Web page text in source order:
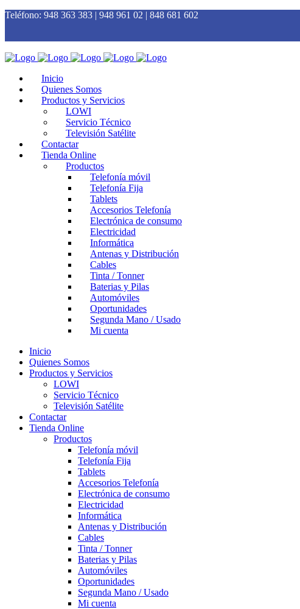
Teléfono: 948 363 383 | 948 961 02 | 848 681 602
Inicio
Quienes Somos
Productos y Servicios
LOWI
Servicio Técnico
Televisión Satélite
Contactar
Tienda Online
Productos
Telefonía móvil
Telefonía Fija
Tablets
Accesorios Telefonía
Electrónica de consumo
Electricidad
Informática
Antenas y Distribución
Cables
Tinta / Tonner
Baterias y Pilas
Automóviles
Oportunidades
Segunda Mano / Usado
Mi cuenta
Inicio
Quienes Somos
Productos y Servicios
LOWI
Servicio Técnico
Televisión Satélite
Contactar
Tienda Online
Productos
Telefonía móvil
Telefonía Fija
Tablets
Accesorios Telefonía
Electrónica de consumo
Electricidad
Informática
Antenas y Distribución
Cables
Tinta / Tonner
Baterias y Pilas
Automóviles
Oportunidades
Segunda Mano / Usado
Mi cuenta